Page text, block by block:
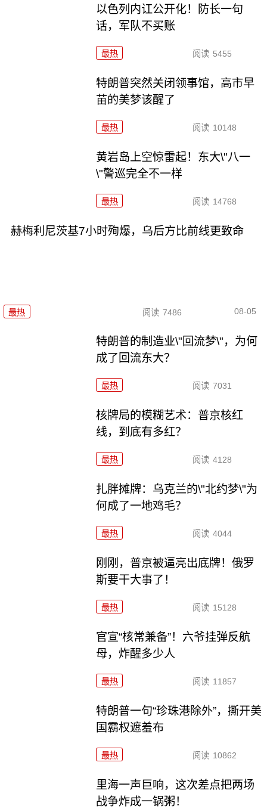
以色列内讧公开化！防长一句
话，军队不买账
最热 阅读 5455
特朗普突然关闭领事馆，高市早
苗的美梦该醒了
最热 阅读 10148
黄岩岛上空惊雷起！东大\"八一
\"警巡完全不一样
最热 阅读 14768
赫梅利尼茨基7小时殉爆，乌后方比前线更致命
最热 阅读 7486 08-05
特朗普的制造业\"回流梦\"，为何
成了回流东大？
最热 阅读 7031
核牌局的模糊艺术：普京核红
线，到底有多红？
最热 阅读 4128
扎胖摊牌：乌克兰的\"北约梦\"为
何成了一地鸡毛？
最热 阅读 4044
刚刚，普京被逼亮出底牌！俄罗
斯要干大事了！
最热 阅读 15128
官宣“核常兼备”！六爷挂弹反航
母，炸醒多少人
最热 阅读 11857
特朗普一句“珍珠港除外”，撕开美
国霸权遮羞布
最热 阅读 10862
里海一声巨响，这次差点把两场
战争炸成一锅粥！